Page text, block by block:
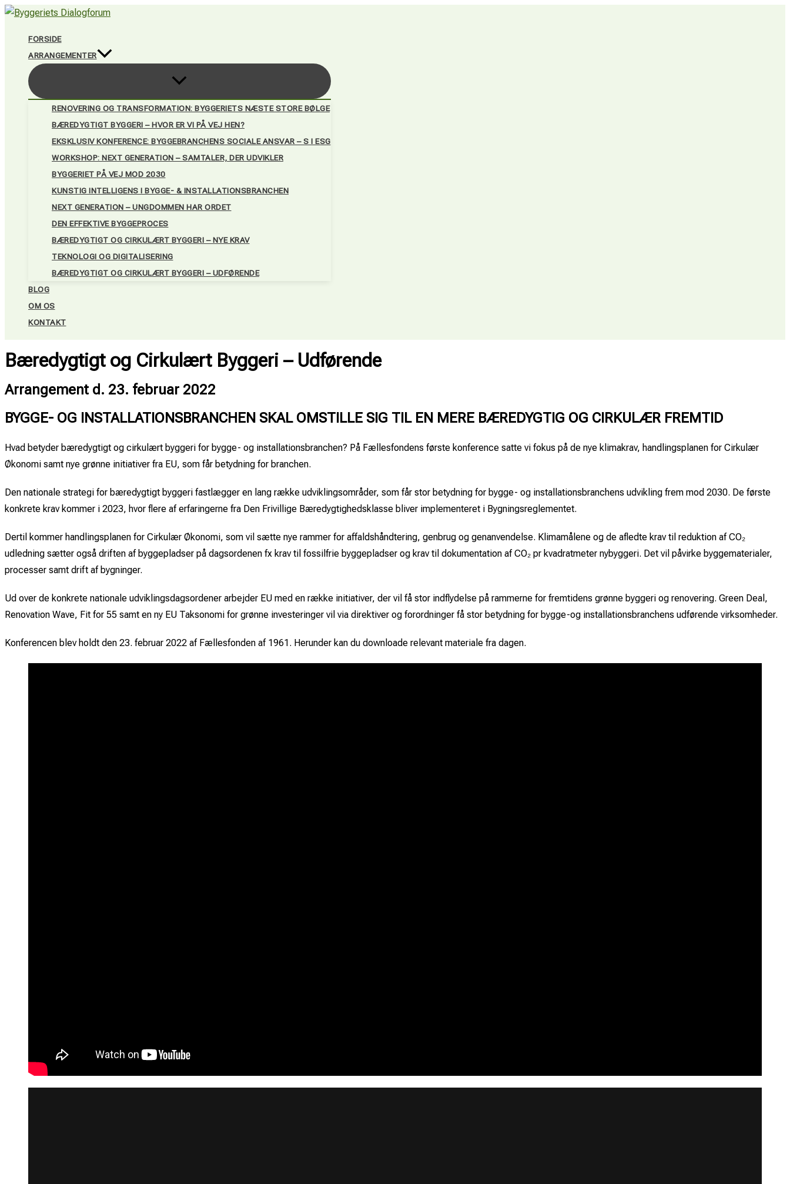
Gå
indholdet
FORSIDE
ARRANGEMENTER
RENOVERING OG TRANSFORMATION: BYGGERIETS NÆSTE STORE BØLGE
BÆREDYGTIGT BYGGERI – HVOR ER VI PÅ VEJ HEN?
EKSKLUSIV KONFERENCE: BYGGEBRANCHENS SOCIALE ANSVAR – S I ESG
WORKSHOP: NEXT GENERATION – SAMTALER, DER UDVIKLER
BYGGERIET PÅ VEJ MOD 2030
KUNSTIG INTELLIGENS I BYGGE- & INSTALLATIONSBRANCHEN
NEXT GENERATION – UNGDOMMEN HAR ORDET
DEN EFFEKTIVE BYGGEPROCES
BÆREDYGTIGT OG CIRKULÆRT BYGGERI – NYE KRAV
TEKNOLOGI OG DIGITALISERING
BÆREDYGTIGT OG CIRKULÆRT BYGGERI – UDFØRENDE
BLOG
OM OS
KONTAKT
Bæredygtigt og Cirkulært Byggeri – Udførende
Arrangement d. 23. februar 2022
BYGGE- OG INSTALLATIONSBRANCHEN SKAL OMSTILLE SIG TIL EN MERE BÆREDYGTIG OG CIRKULÆR FREMTID
Hvad betyder bæredygtigt og cirkulært byggeri for bygge- og installationsbranchen? På Fællesfondens første konference satte vi fokus på de nye klimakrav, handlingsplanen for Cirkulær
Økonomi samt nye grønne initiativer fra EU, som får betydning for branchen.
Den nationale strategi for bæredygtigt byggeri fastlægger en lang række udviklingsområder, som får stor betydning for bygge- og installationsbranchens udvikling frem mod 2030. De første
konkrete krav kommer i 2023, hvor flere af erfaringerne fra Den Frivillige Bæredygtighedsklasse bliver implementeret i Bygningsreglementet.
Dertil kommer handlingsplanen for Cirkulær Økonomi, som vil sætte nye rammer for affaldshåndtering, genbrug og genanvendelse. Klimamålene og de afledte krav til reduktion af CO₂
udledning sætter også driften af byggepladser på dagsordenen fx krav til fossilfrie byggepladser og krav til dokumentation af CO₂ pr kvadratmeter nybyggeri. Det vil påvirke byggematerialer,
processer samt drift af bygninger.
Ud over de konkrete nationale udviklingsdagsordener arbejder EU med en række initiativer, der vil få stor indflydelse på rammerne for fremtidens grønne byggeri og renovering. Green Deal,
Renovation Wave, Fit for 55 samt en ny EU Taksonomi for grønne investeringer vil via direktiver og forordninger få stor betydning for bygge-og installationsbranchens udførende virksomheder.
Konferencen blev holdt den 23. februar 2022 af Fællesfonden af 1961. Herunder kan du downloade relevant materiale fra dagen.